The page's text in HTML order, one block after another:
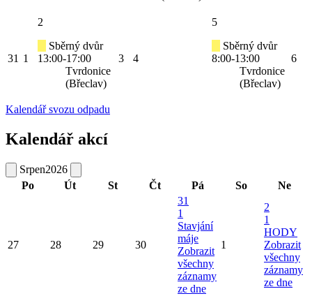
31 1
2
Sběrný dvůr
13:00-17:00
Tvrdonice
(Břeclav)
3 4
5
Sběrný dvůr
8:00-13:00
Tvrdonice
(Břeclav)
6
Kalendář svozu odpadu
Kalendář akcí
Srpen2026
Po
Út St Čt Pá So Ne
27 28 29 30
31
1
Stavjání
máje
Zobrazit
všechny
záznamy
ze dne
1
2
1
HODY
Zobrazit
všechny
záznamy
ze dne